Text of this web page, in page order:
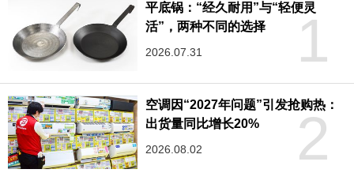
1
平底锅：“经久耐用”与“轻便灵
活”，两种不同的选择
2026.07.31
2
空调因“2027年问题”引发抢购热：
出货量同比增长20%
2026.08.02